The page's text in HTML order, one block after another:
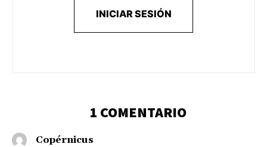
INICIAR SESIÓN
1 COMENTARIO
Copérnicus